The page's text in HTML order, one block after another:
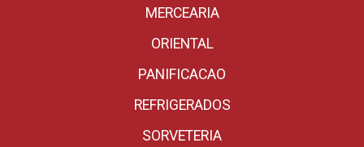
MERCEARIA
ORIENTAL
PANIFICACAO
REFRIGERADOS
SORVETERIA